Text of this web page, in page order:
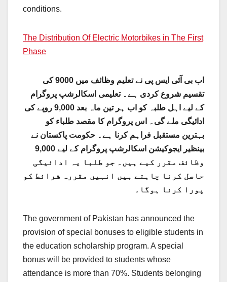
conditions.
The Distribution Of Electric Motorbikes in The First
Phase
اب بی آئی ایس پی نے تعلیم وظائف میں 9000 کی
تقسیم شروع کردی ہے۔ تعلیمی اسکالرشپ پروگرام
کے لیے اہل طلبہ کو اب ہر تین ماہ بعد 9,000 روپے کی
ادائیگی ملے گی۔ اس پروگرام کا مقصد طلباء کو
بہترین مستقبل فراہم کرنا ہے۔ حکومت پاکستان نے
بینظیر ایجوکیشن اسکالرشپ پروگرام کے لیے 9,000
وظائف مقرر کیے ہیں۔ جو طلبا یہ ادائیگی
حاصل کرنا چاہتے ہیں انہیں مقررہ شرائط کو
پورا کرنا ہوگا۔
The government of Pakistan has announced the
provision of special bonuses to eligible students in
the education scholarship program. A special
bonus will be provided to students whose
attendance is more than 70%. Students belonging